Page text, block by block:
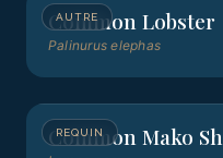
AUTRE
Common Lobster
Palinurus elephas
REQUIN
Common Mako